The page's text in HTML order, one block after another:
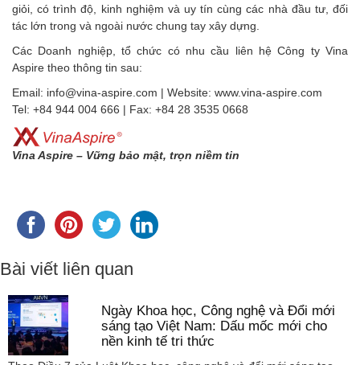
giỏi, có trình độ, kinh nghiệm và uy tín cùng các nhà đầu tư, đối
tác lớn trong và ngoài nước chung tay xây dựng.
Các Doanh nghiệp, tổ chức có nhu cầu liên hệ Công ty Vina
Aspire theo thông tin sau:
Email: info@vina-aspire.com | Website: www.vina-aspire.com
Tel: +84 944 004 666 | Fax: +84 28 3535 0668
Vina Aspire – Vững bảo mật, trọn niềm tin
Bài viết liên quan
Ngày Khoa học, Công nghệ và Đổi mới
sáng tạo Việt Nam: Dấu mốc mới cho
nền kinh tế tri thức